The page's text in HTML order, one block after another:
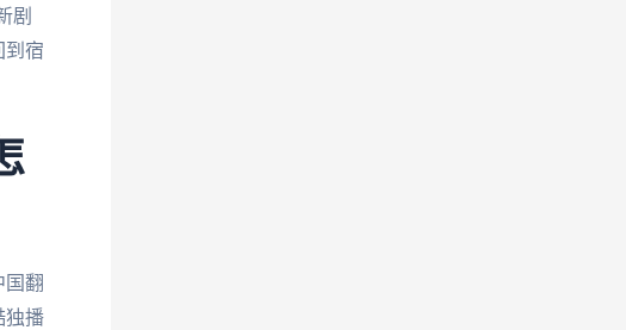
剧
到宿
翻
独播